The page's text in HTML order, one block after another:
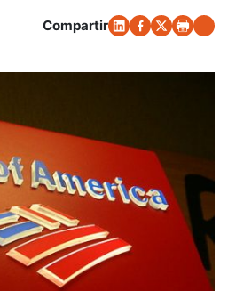
Compartir